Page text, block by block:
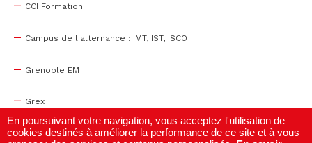
CCI Formation
Campus de l'alternance : IMT, IST, ISCO
Grenoble EM
Grex
WTC Grenoble
En poursuivant votre navigation, vous acceptez l'utilisation de
cookies destinés à améliorer la performance de ce site et à vous